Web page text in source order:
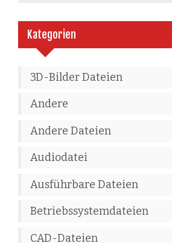
Kategorien
3D-Bilder Dateien
Andere
Andere Dateien
Audiodatei
Ausführbare Dateien
Betriebssystemdateien
CAD-Dateien